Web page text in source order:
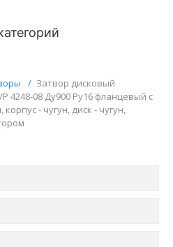
/ Затвор дисковый
4248-08 Ду900 Ру16 фланцевый с
- чугун, диск - чугун,